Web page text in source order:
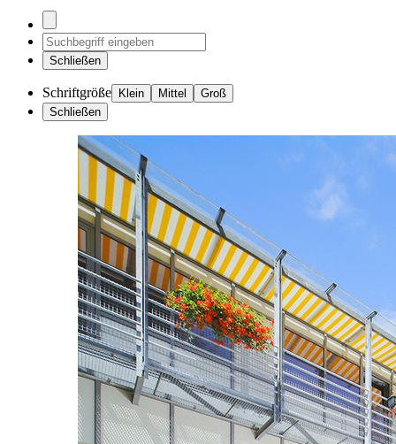
Schließen
Schriftgröße Klein Mittel
Groß
Schließen